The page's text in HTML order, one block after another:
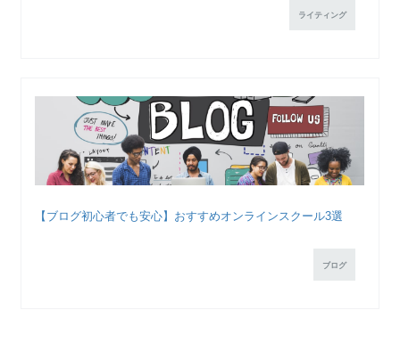
ライティング
【ブログ初心者でも安心】おすすめオンラインスクール3選
ブログ